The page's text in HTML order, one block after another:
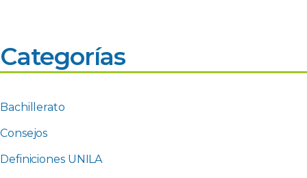
Categorías
Bachillerato
Consejos
Definiciones UNILA